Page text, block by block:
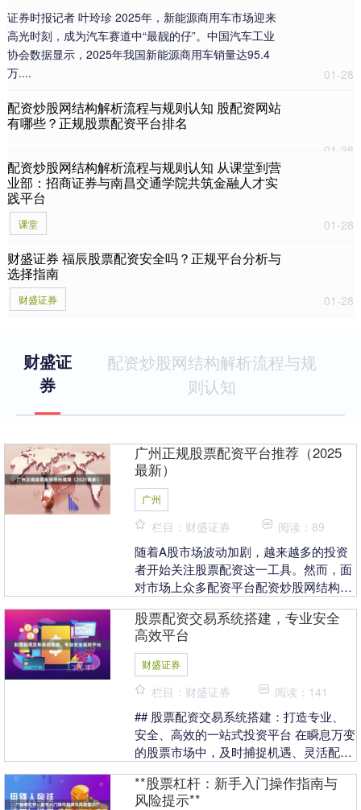
证券时报记者 叶玲珍 2025年，新能源商用车市场迎来
高光时刻，成为汽车赛道中“最靓的仔”。中国汽车工业
协会数据显示，2025年我国新能源商用车销量达95.4
万....
01-28
配资炒股网结构解析流程与规则认知 股配资网站
有哪些？正规股票配资平台排名
01-28
配资炒股网结构解析流程与规则认知 从课堂到营
业部：招商证券与南昌交通学院共筑金融人才实
践平台
课堂 01-28
财盛证券 福辰股票配资安全吗？正规平台分析与
选择指南
财盛证券 01-28
财盛证
券
配资炒股网结构解析流程与规
则认知
广州正规股票配资平台推荐（2025
最新）
广州
栏目：财盛证券 阅读：89
随着A股市场波动加剧，越来越多的投资
者开始关注股票配资这一工具。然而，面
对市场上众多配资平台配资炒股网结构解
安全的平台成为关....
股票配资交易系统搭建，专业安全
高效平台
财盛证券
栏目：财盛证券 阅读：141
## 股票配资交易系统搭建：打造专业、
安全、高效的一站式投资平台 在瞬息万变
的股票市场中，及时捕捉机遇、灵活配置
有资金操作往....
**股票杠杆：新手入门操作指南与
风险提示**